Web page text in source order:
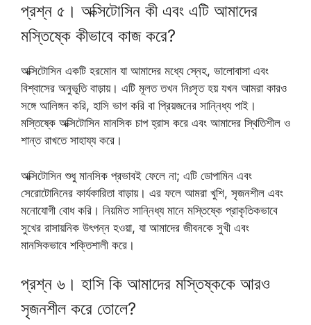
প্রশ্ন ৫। অক্সিটোসিন কী এবং এটি আমাদের
মস্তিষ্কে কীভাবে কাজ করে?
অক্সিটোসিন একটি হরমোন যা আমাদের মধ্যে স্নেহ, ভালোবাসা এবং
বিশ্বাসের অনুভূতি বাড়ায়। এটি মূলত তখন নিঃসৃত হয় যখন আমরা কারও
সঙ্গে আলিঙ্গন করি, হাসি ভাগ করি বা প্রিয়জনের সান্নিধ্য পাই।
মস্তিষ্কে অক্সিটোসিন মানসিক চাপ হ্রাস করে এবং আমাদের স্থিতিশীল ও
শান্ত রাখতে সাহায্য করে।
অক্সিটোসিন শুধু মানসিক প্রভাবই ফেলে না; এটি ডোপামিন এবং
সেরোটোনিনের কার্যকারিতা বাড়ায়। এর ফলে আমরা খুশি, সৃজনশীল এবং
মনোযোগী বোধ করি। নিয়মিত সান্নিধ্য মানে মস্তিষ্কে প্রাকৃতিকভাবে
সুখের রাসায়নিক উৎপন্ন হওয়া, যা আমাদের জীবনকে সুখী এবং
মানসিকভাবে শক্তিশালী করে।
প্রশ্ন ৬। হাসি কি আমাদের মস্তিষ্ককে আরও
সৃজনশীল করে তোলে?